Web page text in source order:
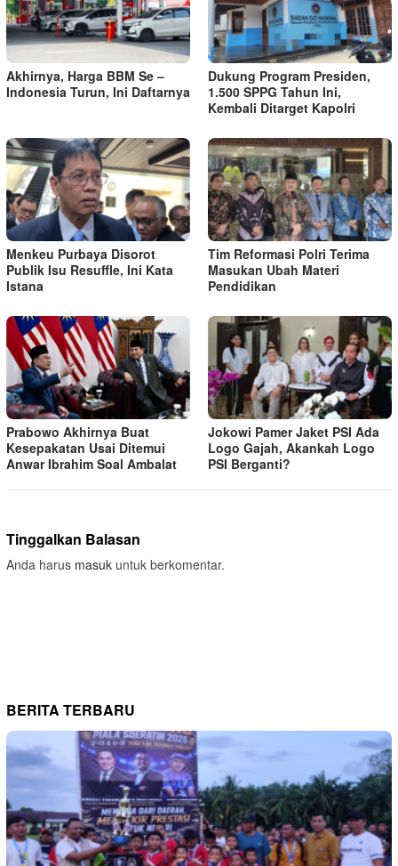
Akhirnya, Harga BBM Se –
Indonesia Turun, Ini Daftarnya
Dukung Program Presiden,
1.500 SPPG Tahun Ini,
Kembali Ditarget Kapolri
Menkeu Purbaya Disorot
Publik Isu Resuffle, Ini Kata
Istana
Tim Reformasi Polri Terima
Masukan Ubah Materi
Pendidikan
Prabowo Akhirnya Buat
Kesepakatan Usai Ditemui
Anwar Ibrahim Soal Ambalat
Jokowi Pamer Jaket PSI Ada
Logo Gajah, Akankah Logo
PSI Berganti?
Tinggalkan Balasan
Anda harus masuk untuk berkomentar.
BERITA TERBARU